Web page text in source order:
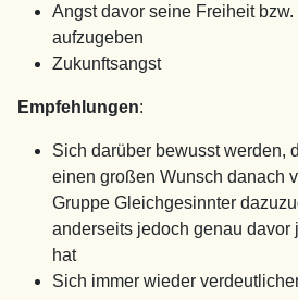
Angst davor seine Freiheit
aufzugeben
Zukunftsangst
Empfehlungen:
Sich darüber bewusst werden,
einen großen Wunsch danach
Gruppe Gleichgesinnter
anderseits jedoch genau davor
hat
Sich immer wieder